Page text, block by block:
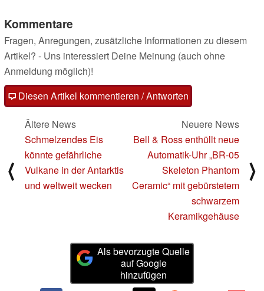
Kommentare
Fragen, Anregungen, zusätzliche Informationen zu diesem
Artikel? - Uns interessiert Deine Meinung (auch ohne
Anmeldung möglich)!
Diesen Artikel kommentieren / Antworten
⟨
Ältere News
Schmelzendes Eis
könnte gefährliche
Vulkane in der Antarktis
und weltweit wecken
Neuere News
Bell & Ross enthüllt neue
Automatik-Uhr „BR-05
Skeleton Phantom
Ceramic“ mit gebürstetem
schwarzem
Keramikgehäuse
⟩
Als bevorzugte Quelle
auf Google
hinzufügen